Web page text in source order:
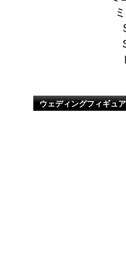
ウェディングフィギュ